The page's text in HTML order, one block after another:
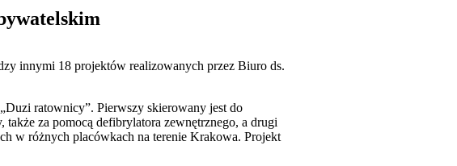
innymi 18 projektów realizowanych przez Biuro ds.
ratownicy”. Pierwszy skierowany jest do
za pomocą defibrylatora zewnętrznego, a drugi
w różnych placówkach na terenie Krakowa. Projekt